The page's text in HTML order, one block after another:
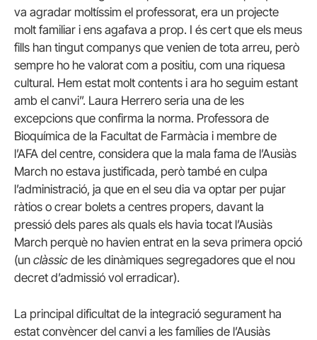
va agradar moltíssim el professorat, era un projecte
molt familiar i ens agafava a prop. I és cert que els meus
fills han tingut companys que venien de tota arreu, però
sempre ho he valorat com a positiu, com una riquesa
cultural. Hem estat molt contents i ara ho seguim estant
amb el canvi”. Laura Herrero seria una de les
excepcions que confirma la norma. Professora de
Bioquímica de la Facultat de Farmàcia i membre de
l’AFA del centre, considera que la mala fama de l’Ausiàs
March no estava justificada, però també en culpa
l’administració, ja que en el seu dia va optar per pujar
ràtios o crear bolets a centres propers, davant la
pressió dels pares als quals els havia tocat l’Ausiàs
March perquè no havien entrat en la seva primera opció
(un clàssic de les dinàmiques segregadores que el nou
decret d’admissió vol erradicar).
La principal dificultat de la integració segurament ha
estat convèncer del canvi a les famílies de l’Ausiàs